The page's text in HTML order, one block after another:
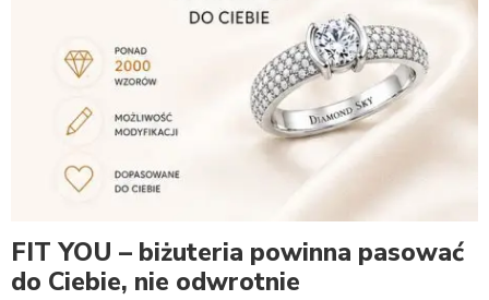
FIT YOU – biżuteria powinna pasować
do Ciebie, nie odwrotnie